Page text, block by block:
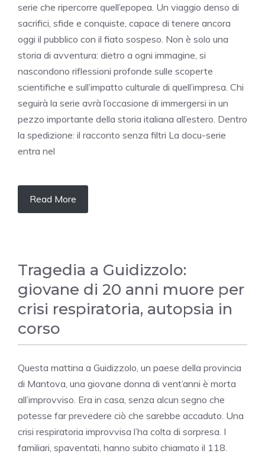
serie che ripercorre quell’epopea. Un viaggio denso di
sacrifici, sfide e conquiste, capace di tenere ancora
oggi il pubblico con il fiato sospeso. Non è solo una
storia di avventura: dietro a ogni immagine, si
nascondono riflessioni profonde sulle scoperte
scientifiche e sull’impatto culturale di quell’impresa. Chi
seguirà la serie avrà l’occasione di immergersi in un
pezzo importante della storia italiana all’estero. Dentro
la spedizione: il racconto senza filtri La docu-serie
entra nel
Read More
Tragedia a Guidizzolo:
giovane di 20 anni muore per
crisi respiratoria, autopsia in
corso
Questa mattina a Guidizzolo, un paese della provincia
di Mantova, una giovane donna di vent’anni è morta
all’improvviso. Era in casa, senza alcun segno che
potesse far prevedere ciò che sarebbe accaduto. Una
crisi respiratoria improvvisa l’ha colta di sorpresa. I
familiari, spaventati, hanno subito chiamato il 118.